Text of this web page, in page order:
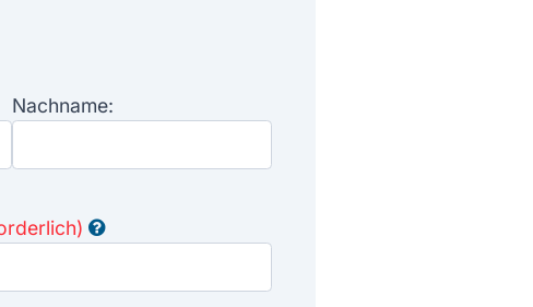
Nachname: